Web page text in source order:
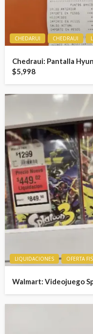
CHEDARUI CHEDRAUI
Chedraui: Pantalla
$5,998
LIQUIDACIONES OFERTA
Walmart: Videojuego